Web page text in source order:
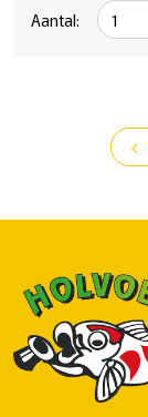
Aantal:
chevron_left